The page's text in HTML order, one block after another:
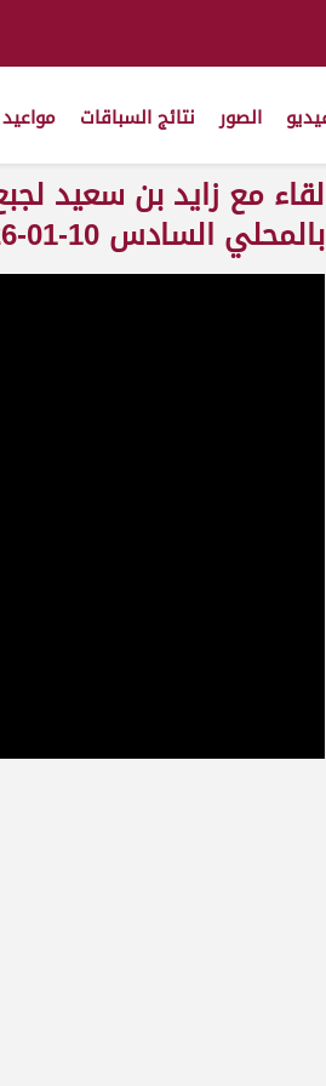
الصور نتائج السباقات
لقاء مع زايد بن سعيد
بالمحلي السادس 10-01-2026